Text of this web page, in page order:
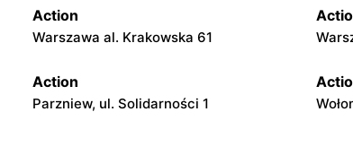
Action
Warszawa al. Krakowska 61
Action
Parzniew, ul. Solidarności 1